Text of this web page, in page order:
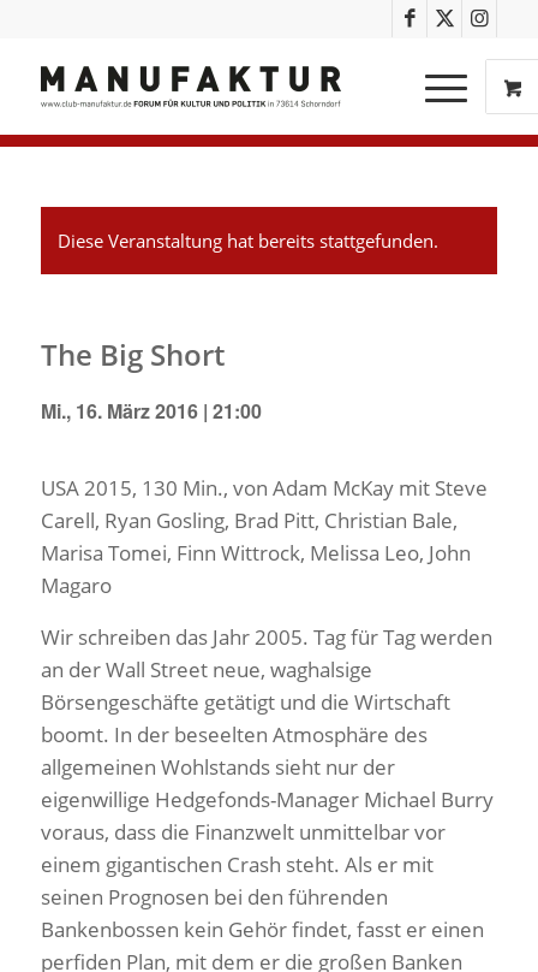
Diese Veranstaltung hat bereits stattgefunden.
The Big Short
Mi., 16. März 2016 | 21:00
USA 2015, 130 Min., von Adam McKay mit Steve
Carell, Ryan Gosling, Brad Pitt, Christian Bale,
Marisa Tomei, Finn Wittrock, Melissa Leo, John
Magaro
Wir schreiben das Jahr 2005. Tag für Tag werden
an der Wall Street neue, waghalsige
Börsengeschäfte getätigt und die Wirtschaft
boomt. In der beseelten Atmosphäre des
allgemeinen Wohlstands sieht nur der
eigenwillige Hedgefonds-Manager Michael Burry
voraus, dass die Finanzwelt unmittelbar vor
einem gigantischen Crash steht. Als er mit
seinen Prognosen bei den führenden
Bankenbossen kein Gehör findet, fasst er einen
perfiden Plan, mit dem er die großen Banken